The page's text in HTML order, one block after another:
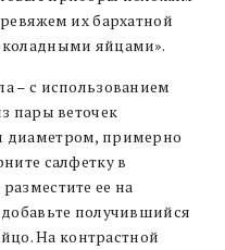
их бархатной
яйцами».
– с использованием
пары веточек
диаметром, примерно
салфетку в
ее на
получившийся
На контрастной